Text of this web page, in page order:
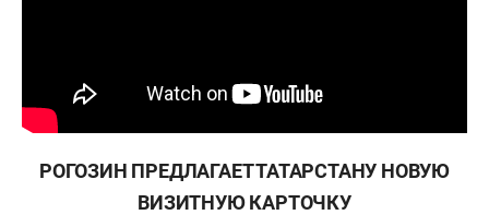
РОГОЗИН ПРЕДЛАГАЕТ ТАТАРСТАНУ НОВУЮ
ВИЗИТНУЮ КАРТОЧКУ